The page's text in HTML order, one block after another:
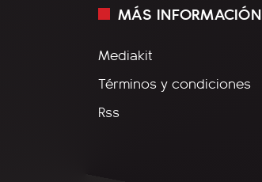
MÁS INFORMACIÓN
Mediakit
Términos y condiciones
Rss